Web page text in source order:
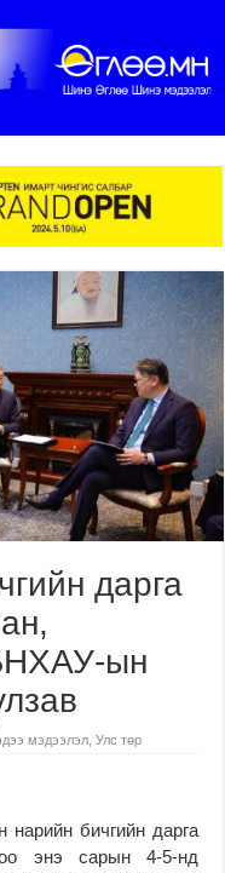
дарга
ын
мэдээлэл ,Улс төр
бичгийн дарга
энэ сарын 4-5-нд